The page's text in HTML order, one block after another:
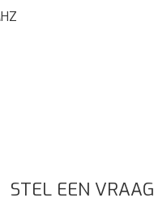
STEL EEN VRAAG